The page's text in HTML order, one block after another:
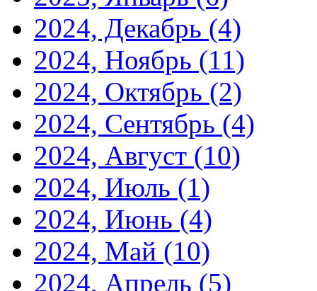
2024, Декабрь (4)
2024, Ноябрь (11)
2024, Октябрь (2)
2024, Сентябрь (4)
2024, Август (10)
2024, Июль (1)
2024, Июнь (4)
2024, Май (10)
2024, Апрель (5)